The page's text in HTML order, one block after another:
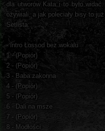
dla utworów Kata i to było
ożywiali, a jak poleciały bisy to
Setlista:
- intro Łossod bez wokalu
1 - (Popiór)
2 - (Popiór)
3 - Baba zakonna
4 - (Popiór)
5 - (Popiór)
6 - Dali na msze
7 - (Popiór)
8 - Modłości